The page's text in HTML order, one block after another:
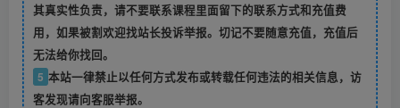
其真实性负责，请不要联系课程里面留下的联系方式和充值费
用，如果被割欢迎找站长投诉举报。切记不要随意充值，充值后
无法给你找回。
5 本站一律禁止以任何方式发布或转载任何违法的相关信息，访
客发现请向客服举报。